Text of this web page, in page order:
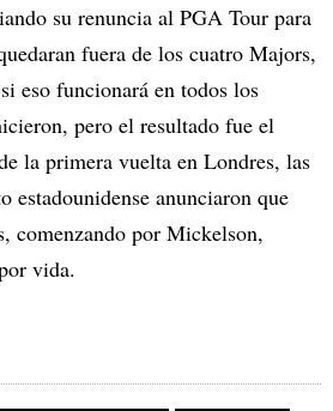
su renuncia al PGA Tour para
fuera de los cuatro Majors,
eso funcionará en todos los
pero el resultado fue el
la primera vuelta en Londres, las
estadounidense anunciaron que
comenzando por Mickelson,
vida.